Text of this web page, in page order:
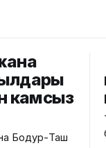
камсыз
Бодур-Таш